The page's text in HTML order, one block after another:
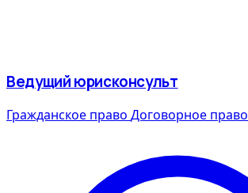
Ведущий юрисконсульт
Гражданское право Договорное право